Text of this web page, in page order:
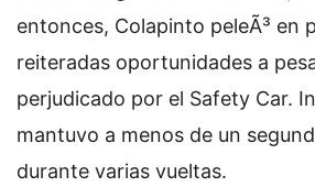
entonces, Colapinto peleÃ³ en
reiteradas oportunidades a
perjudicado por el Safety Car.
mantuvo a menos de un
durante varias vueltas.